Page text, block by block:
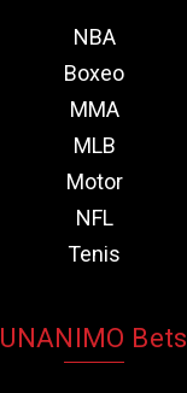
NBA
Boxeo
MMA
MLB
Motor
NFL
Tenis
UNANIMO Bets